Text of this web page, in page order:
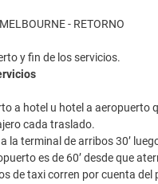
- RETORNO
y fin de los servicios.
a hotel u hotel a aeropuerto
cada traslado.
la terminal de arribos 30’
es de 60’ desde que
de taxi corren por cuenta del